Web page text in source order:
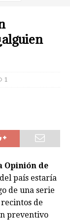
1
Opinión de
país estaría
de una serie
de
preventivo